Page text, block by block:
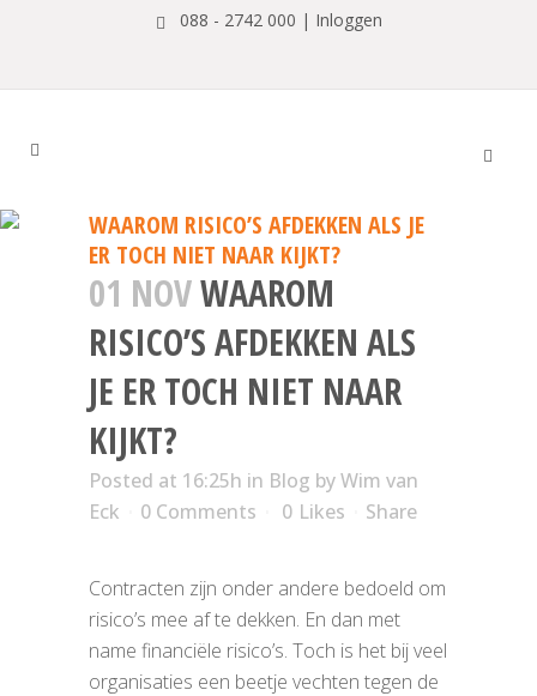
088 - 2742 000 | Inloggen
WAAROM RISICO’S AFDEKKEN ALS JE
ER TOCH NIET NAAR KIJKT?
01 NOVWAAROM
RISICO’S AFDEKKEN ALS
JE ER TOCH NIET NAAR
KIJKT?
Posted at 16:25h in Blog byWim van
Eck
0 Comments 0 Likes Share
Contracten zijn onder andere bedoeld om
risico’s mee af te dekken. En dan met
name financiële risico’s. Toch is het bij veel
organisaties een beetje vechten tegen de